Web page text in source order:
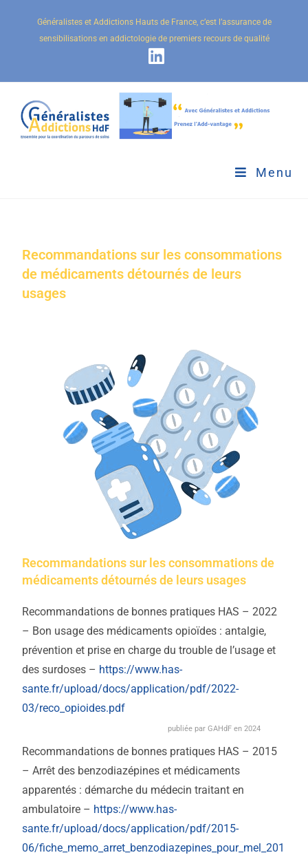
Généralistes et Addictions Hauts de France, c’est l’assurance de
sensibilisations en addictologie de premiers recours de qualité
Menu
Recommandations sur les consommations
de médicaments détournés de leurs
usages
Recommandations sur les consommations de
médicaments détournés de leurs usages
Recommandations de bonnes pratiques HAS – 2022
– Bon usage des médicaments opioïdes : antalgie,
prévention et prise en charge du trouble de l’usage et
des surdoses – https://www.has-
sante.fr/upload/docs/application/pdf/2022-
03/reco_opioides.pdf
publiée par GAHdF en 2024
Recommandations de bonnes pratiques HAS – 2015
– Arrêt des benzodiazépines et médicaments
apparentés : démarche du médecin traitant en
ambulatoire – https://www.has-
sante.fr/upload/docs/application/pdf/2015-
06/fiche_memo_arret_benzodiazepines_pour_mel_201